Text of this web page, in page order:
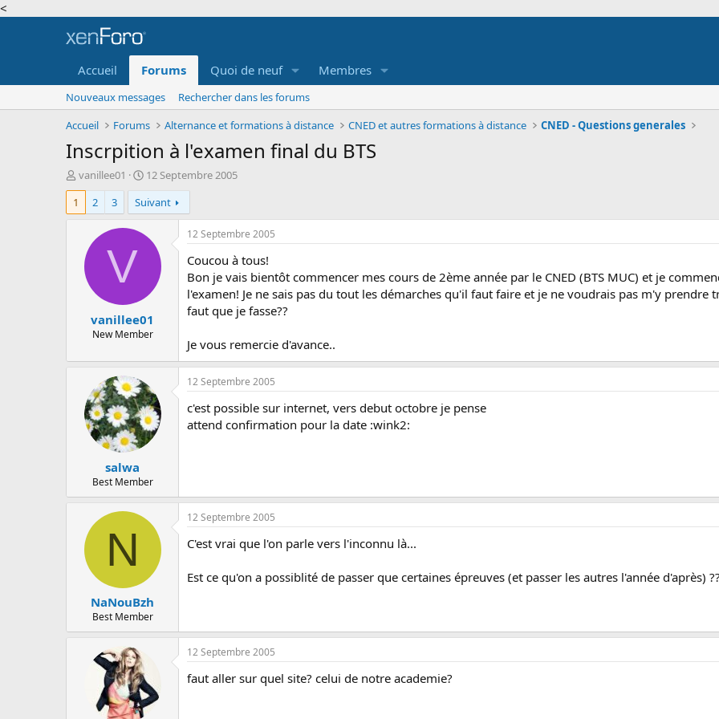
<
Accueil Forums Quoi de neuf Membres
Nouveaux messages
Rechercher dans les forums
Accueil
Forums Alternance et formations à distance CNED et autres formations à distance CNED - Questions generales
Inscrpition à l'examen final du BTS
A
u
e
c
vanillee01
D
a
t
e
d
b
t
12 Septembre 2005
1
2 3 Suivant
V
vanillee01
New Member
12 Septembre 2005
Coucou à tous!
Bon je vais bientôt commencer mes cours de 2ème année par le CNED (BTS MUC) et je
l'examen! Je ne sais pas du tout les démarches qu'il faut faire et je ne voudrais pas m'y
faut que je fasse??
Je vous remercie d'avance..
salwa
Best Member
12 Septembre 2005
c'est possible sur internet, vers debut octobre je pense
attend confirmation pour la date :wink2:
N
NaNouBzh
Best Member
12 Septembre 2005
C'est vrai que l'on parle vers l'inconnu là...
Est ce qu'on a possiblité de passer que certaines épreuves (et passer les autres l'année d'après)
12 Septembre 2005
faut aller sur quel site? celui de notre academie?